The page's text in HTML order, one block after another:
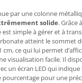
par une colonne
solide. Grâce
est simple à gérer et à
atteint le sommet
cm, ce qui lui permet
visualisation facile. Il
un écran LED qui indique
pourcentage pour une